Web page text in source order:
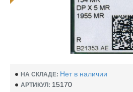
НА СКЛАДЕ: Нет в наличии
АРТИКУЛ: 15170